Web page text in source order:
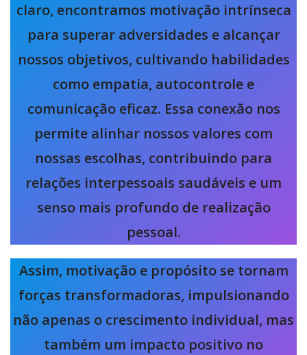
claro, encontramos motivação intrínseca
para superar adversidades e alcançar
nossos objetivos, cultivando habilidades
como empatia, autocontrole e
comunicação eficaz. Essa conexão nos
permite alinhar nossos valores com
nossas escolhas, contribuindo para
relações interpessoais saudáveis e um
senso mais profundo de realização
pessoal.
Assim, motivação e propósito se tornam
forças transformadoras, impulsionando
não apenas o crescimento individual, mas
também um impacto positivo no